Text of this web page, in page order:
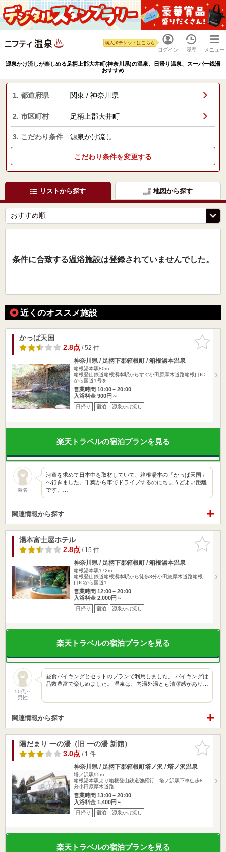
ログイン
購入済チケットはこちら
履歴 メニュー
源泉かけ流しが楽しめる足柄上郡大井町(神奈川県)の温泉、日帰り温泉、スーパー銭湯
おすすめ
1. 都道府県 関東 / 神奈川県
2. 市区町村 足柄上郡大井町
3. こだわり条件 源泉かけ流し
こだわり条件を変更する
リストから探す 地図から探す
条件に合致する温浴施設は登録されていませんでした。
近くのオススメ施設
お気に入
りに追加
かっぱ天国
2.8点/ 52 件
神奈川県 / 足柄下郡箱根町 / 箱根湯本温泉
箱根湯本駅80m
箱根登山鉄道箱根湯本駅からすぐ小田原厚木道路箱根口IC
から国道1号を…
営業時間 10:00～20:00
入浴料金 900円～
日帰り 宿泊 源泉かけ流し
楽天トラベルの宿泊プランを見る
匿名
河童を求めて日本中を取材していて、箱根湯本の「かっぱ天国」
へ行きました。千葉から車でドライブするのにちょうどよい距離
です。…
関連情報から探す
お気に入
りに追加
湯本富士屋ホテル
2.8点/ 15 件
神奈川県 / 足柄下郡箱根町 / 箱根湯本温泉
箱根湯本駅172m
箱根登山鉄道箱根湯本駅から徒歩3分小田急厚木道路箱根
口ICから国道1…
営業時間 12:00～20:00
入浴料金 2,000円～
日帰り 宿泊 源泉かけ流し
楽天トラベルの宿泊プランを見る
50代～
男性
昼食バイキングとセットのプランで利用しました。 バイキングは
品数豊富で楽しめました。 温泉は、内湯外湯とも清潔感があり…
関連情報から探す
お気に入
りに追加
陽だまり 一の湯（旧 一の湯 新館）
3.0点/ 1 件
神奈川県 / 足柄下郡箱根町塔ノ沢 / 塔ノ沢温泉
塔ノ沢駅95m
箱根湯本駅より箱根登山鉄道強羅行 塔ノ沢駅下車徒歩8
分小田原厚木道路…
営業時間 13:00～20:00
入浴料金 1,400円～
日帰り 宿泊 源泉かけ流し
楽天トラベルの宿泊プランを見る